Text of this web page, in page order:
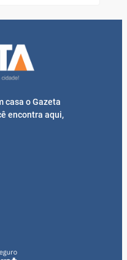
casa o Gazeta
encontra aqui,